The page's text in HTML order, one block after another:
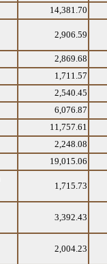
14,381.70
2,906.59
2,869.68
1,711.57
2,540.45
6,076.87
11,757.61
2,248.08
19,015.06
1,715.73
3,392.43
2,004.23